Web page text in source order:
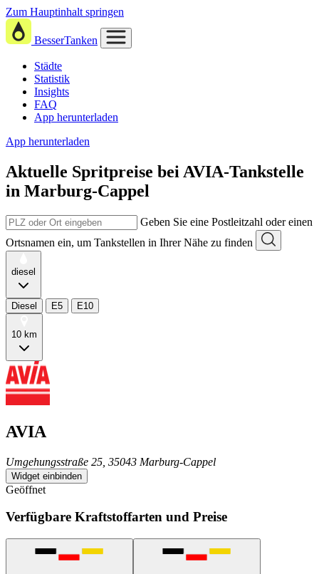
Zum Hauptinhalt springen
BesserTanken
Städte
Statistik
Insights
FAQ
App herunterladen
App herunterladen
Aktuelle Spritpreise bei AVIA-Tankstelle
in Marburg-Cappel
Geben Sie eine Postleitzahl oder einen
Ortsnamen ein, um Tankstellen in Ihrer Nähe zu finden
diesel
Diesel E5 E10
10 km
AVIA
Umgehungsstraße 25, 35043 Marburg-Cappel
Widget einbinden
Geöffnet
Verfügbare Kraftstoffarten und Preise